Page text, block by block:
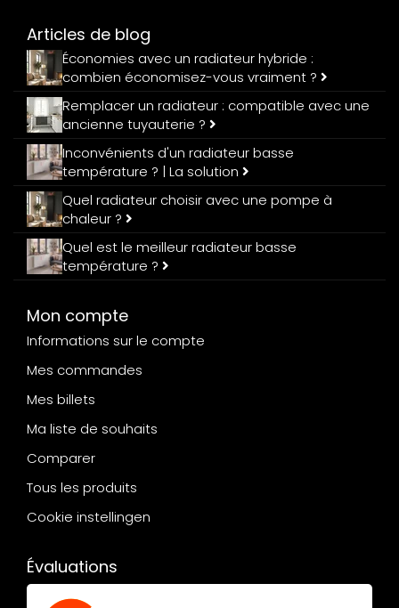
Articles de blog
Économies avec un radiateur hybride :
combien économisez-vous vraiment ?
Remplacer un radiateur : compatible avec une
ancienne tuyauterie ?
Inconvénients d'un radiateur basse
température ? | La solution
Quel radiateur choisir avec une pompe à
chaleur ?
Quel est le meilleur radiateur basse
température ?
Mon compte
Informations sur le compte
Mes commandes
Mes billets
Ma liste de souhaits
Comparer
Tous les produits
Cookie instellingen
Évaluations